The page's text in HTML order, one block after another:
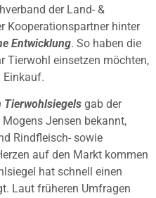
der Land- &
Kooperationspartner hinter
Entwicklung. So haben die
Tierwohl einsetzen möchten,
Einkauf.
Tierwohlsiegels gab der
Jensen bekannt,
Rindfleisch- sowie
auf den Markt kommen
hat schnell einen
Laut früheren Umfragen